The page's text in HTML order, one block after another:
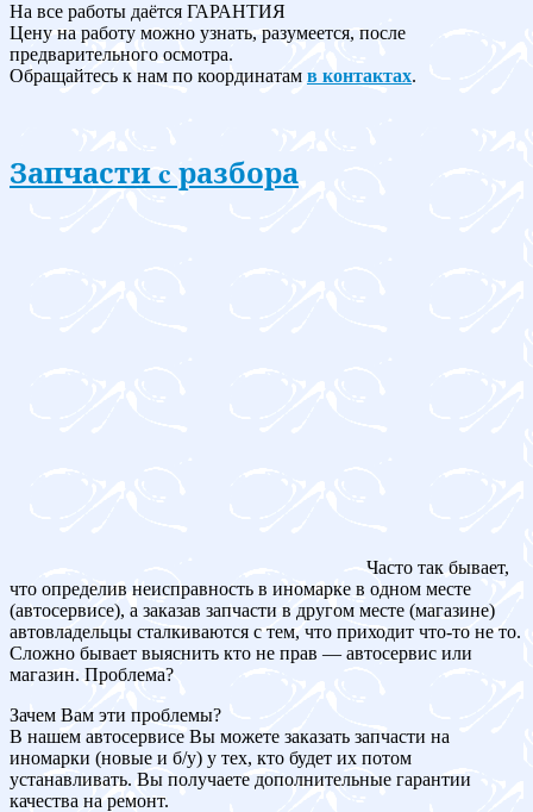
На все работы даётся ГАРАНТИЯ
Цену на работу можно узнать, разумеется, после
предварительного осмотра.
Обращайтесь к нам по координатам в контактах.
Запчасти c разбора
Часто так бывает,
что определив неисправность в иномарке в одном месте
(автосервисе), а заказав запчасти в другом месте (магазине)
автовладельцы сталкиваются с тем, что приходит что-то не то.
Сложно бывает выяснить кто не прав — автосервис или
магазин. Проблема?
Зачем Вам эти проблемы?
В нашем автосервисе Вы можете заказать запчасти на
иномарки (новые и б/у) у тех, кто будет их потом
устанавливать. Вы получаете дополнительные гарантии
качества на ремонт.